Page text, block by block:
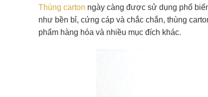
Thùng carton ngày càng được sử dụng phổ
như bền bỉ, cứng cáp và chắc chắn, thùng
phẩm hàng hóa và nhiều mục đích khác.